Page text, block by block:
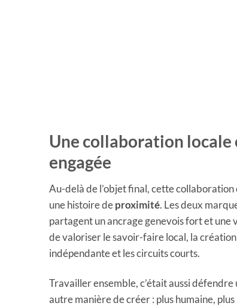
Une collaboration locale
engagée
Au-delà de l’objet final, cette collaboration
une histoire deproximité. Les deux
partagent un ancrage genevois fort et une
de valoriser le savoir-faire local, la création
indépendante et les circuits courts.
Travailler ensemble, c’était aussi défendre
autre manière de créer : plus humaine, plus